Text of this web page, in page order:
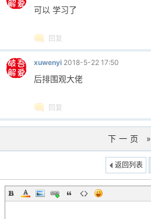
可以 学习了
回复
xuwenyi 2018-5-22 17:50
后排围观大佬
回复
下一页 »
返回列表